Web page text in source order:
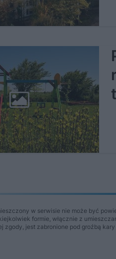
w serwisie nie może być
formie, włącznie z
zgody, jest zabronione pod groźbą